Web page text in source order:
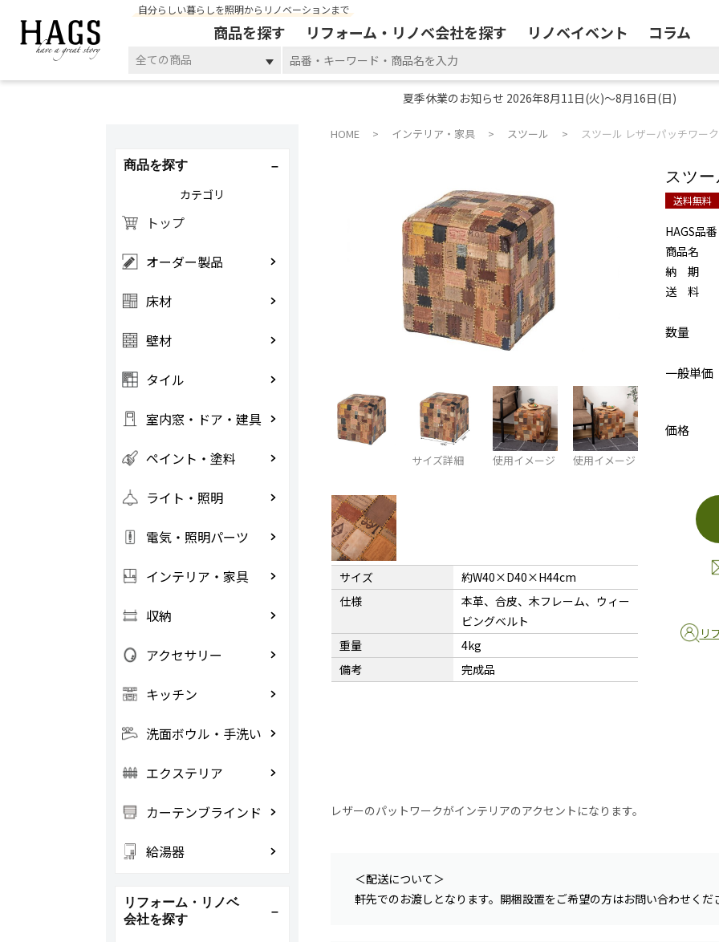
自分らしい暮らしを照明からリノベーションまで
商品を探す リフォーム・リノベ会社を探す リノベイベント コラム
全ての商品
夏季休業のお知らせ 2026年8月11日(火)～8月16日(日)
HOME インテリア・家具 スツール スツール レザーパッチワーク
サイズ詳細 使用イメージ 使用イメージ
サイズ
約W40×D40×H44cm
仕様
本革、合皮、木フレーム、ウィー
ビングベルト
重量
4kg
備考
完成品
スツ
送料無料
HAGS品番
商品名
納 期
送 料
数量
一般単価
価格
リ
レザーのパットワークがインテリアのアクセントになります。
＜配送について＞
軒先でのお渡しとなります。開梱設置をご希望の方はお問い合わせくだ
商品を探す
カテゴリ
トップ
オーダー製品
床材
壁材
タイル
室内窓・ドア・建具
ペイント・塗料
ライト・照明
電気・照明パーツ
インテリア・家具
収納
アクセサリー
キッチン
洗面ボウル・手洗い
エクステリア
カーテンブラインド
給湯器
リフォーム・リノベ
会社を探す